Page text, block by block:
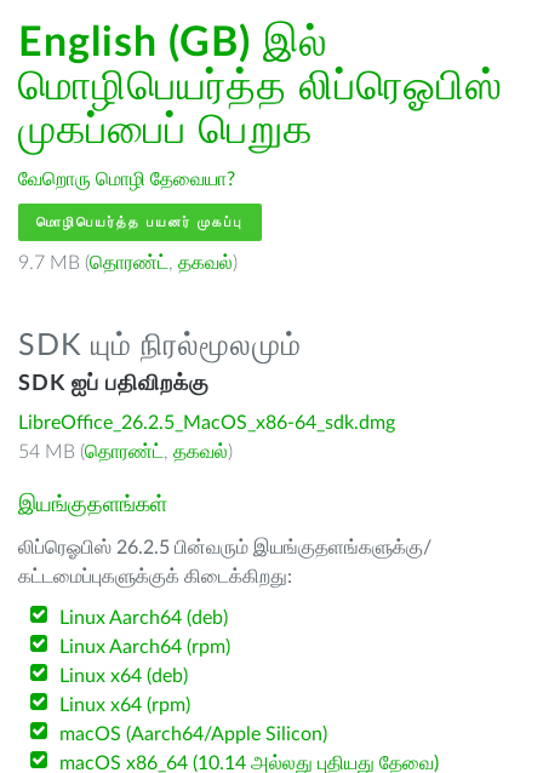
English (GB) இல்
மொழிபெயர்த்த லிப்ரெஓபிஸ்
முகப்பைப் பெறுக
வேறொரு மொழி தேவையா?
மொழிபெயர்த்த பயனர் முகப்பு
9.7 MB (தொரண்ட் , தகவல்)
SDK யும் நிரல்மூலமும்
SDK ஐப் பதிவிறக்கு
LibreOffice_26.2.5_MacOS_x86-64_sdk.dmg
54 MB (தொரண்ட் , தகவல்)
இயங்குதளங்கள்
லிப்ரெஓபிஸ் 26.2.5 பின்வரும் இயங்குதளங்களுக்கு/
கட்டமைப்புகளுக்குக் கிடைக்கிறது:
Linux Aarch64 (deb)
Linux Aarch64 (rpm)
Linux x64 (deb)
Linux x64 (rpm)
macOS (Aarch64/Apple Silicon)
macOS x86_64 (10.14 அல்லது புதியது தேவை)